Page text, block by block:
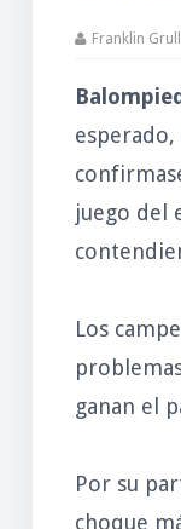
Franklin
esperado,
juego del
Los
ganan el
Por su
choque